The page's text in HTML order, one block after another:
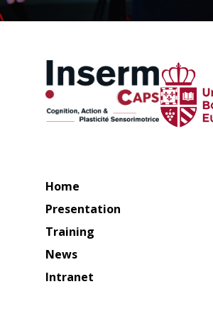
Home
Presentation
Training
News
Intranet